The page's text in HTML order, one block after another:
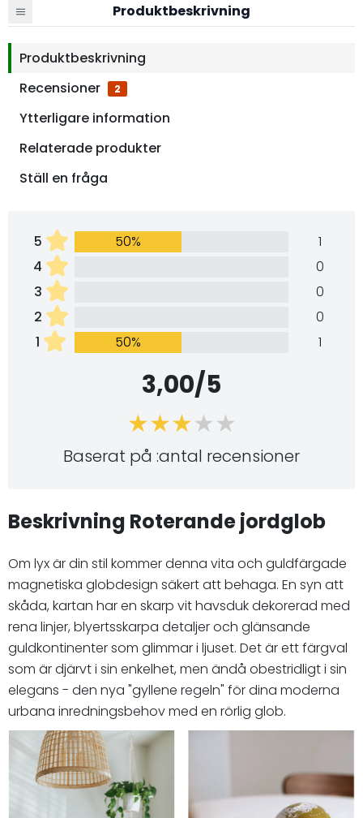
Produktbeskrivning
Produktbeskrivning
Recensioner
2
Ytterligare information
Relaterade produkter
Ställ en fråga
5 50%
1
4
0
3
0
2
0
1
50% 1
3,00/5
Baserat på :antal recensioner
Beskrivning Roterande jordglob
Om lyx är din stil kommer denna vita och guldfärgade
magnetiska globdesign säkert att behaga. En syn att
skåda, kartan har en skarp vit havsduk dekorerad med
rena linjer, blyertsskarpa detaljer och glänsande
guldkontinenter som glimmar i ljuset. Det är ett färgval
som är djärvt i sin enkelhet, men ändå obestridligt i sin
elegans - den nya "gyllene regeln" för dina moderna
urbana inredningsbehov med en rörlig glob.